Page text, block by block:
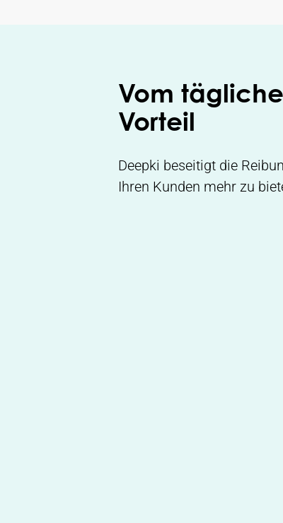
Vom
Vorteil
Deepki beseitigt die
Ihren Kunden mehr zu